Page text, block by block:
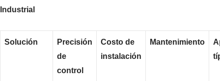
Industrial
Solución
Precisión
de
control
Costo de
instalación
Mantenimiento